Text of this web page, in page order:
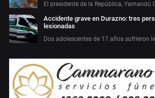
El presidente de la República, Yamandú
Accidente grave en Durazno: tres
lesionadas
Dos adolescentes de 17 años sufrieron